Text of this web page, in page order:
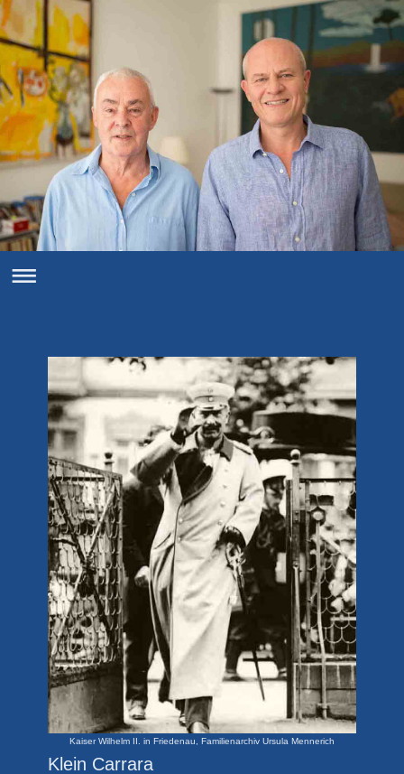
Kaiser Wilhelm II. in Friedenau, Familienarchiv Ursula Mennerich
Klein Carrara